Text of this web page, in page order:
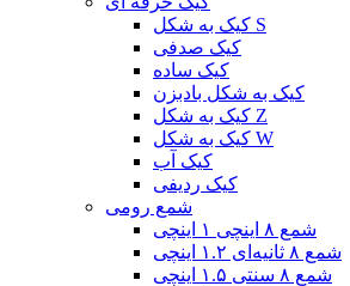
کیک به شکل S
کیک صدفی
کیک ساده
کیک به شکل بادبزن
کیک به شکل Z
کیک به شکل W
کیک آب
کیک ردیفی
شمع رومی
شمع ۸ اینچی ۱ اینچی
شمع ۸ ثانیه‌ای ۱.۲ اینچی
شمع ۸ سنتی ۱.۵ اینچی